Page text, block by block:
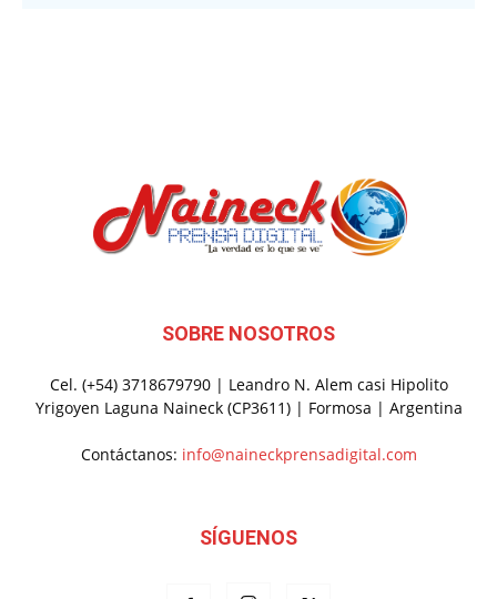
SOBRE NOSOTROS
Cel. (+54) 3718679790 | Leandro N. Alem casi Hipolito
Yrigoyen Laguna Naineck (CP3611) | Formosa | Argentina
Contáctanos: info@naineckprensadigital.com
SÍGUENOS